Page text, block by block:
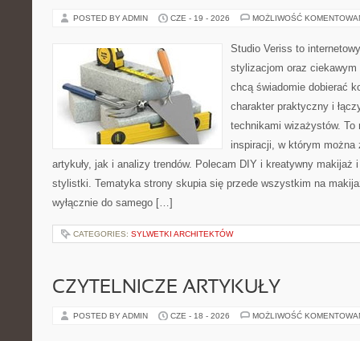
POSTED BY ADMIN CZE - 19 - 2026 MOŻLIWOŚĆ
Studio Veriss to
stylizacjom oraz ciekawym
chcą świadomie dobierać
charakter praktyczny i
technikami wizażystów. To
inspiracji, w którym
artykuły, jak i analizy trendów. Polecam DIY i kreatywny makijaż
stylistki. Tematyka strony skupia się przede wszystkim na
wyłącznie do samego […]
CATEGORIES: SYLWETKI ARCHITEKTÓW
CZYTELNICZE ARTYKUŁY
POSTED BY ADMIN CZE - 18 - 2026 MOŻLIWOŚĆ